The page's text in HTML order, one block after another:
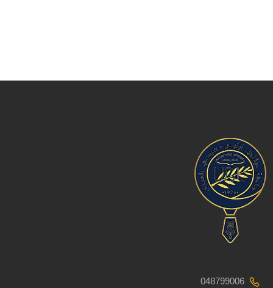
048799006